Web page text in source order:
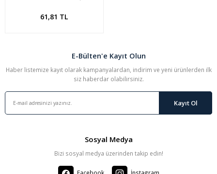
ÖLÇER
61,81 TL
E-Bülten'e Kayıt Olun
Haber listemize kayıt olarak kampanyalardan, indirim ve yeni ürünlerden ilk
siz haberdar olabilirsiniz.
Kayıt Ol
Sosyal Medya
Bizi sosyal medya üzerinden takip edin!
Facebook İnstagram